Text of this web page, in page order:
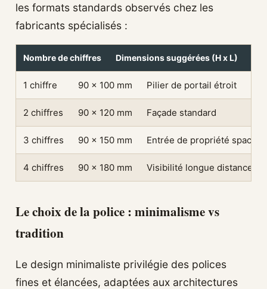
les formats standards observés chez les
fabricants spécialisés :
Nombre de chiffres Dimensions suggérées (H x L)
1 chiffre 90 x 100 mm Pilier de portail étroit
2 chiffres 90 x 120 mm Façade standard
3 chiffres 90 x 150 mm Entrée de propriété
4 chiffres 90 x 180 mm Visibilité longue distance
Le choix de la police : minimalisme vs
tradition
Le design minimaliste privilégie des polices
fines et élancées, adaptées aux architectures